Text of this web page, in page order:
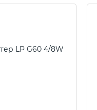
LP G60 4/8W